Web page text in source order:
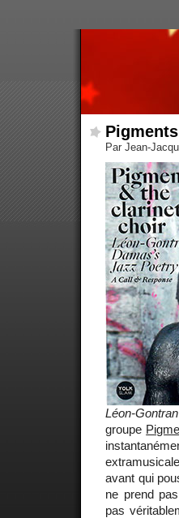
Par Jean-
Léon-
groupe
avant qui
ne prend
pas